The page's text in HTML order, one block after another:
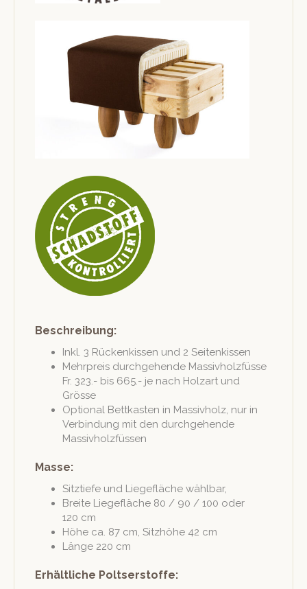
Beschreibung:
Inkl. 3 Rück­enkissen und 2 Seitenkissen
Mehrpreis durchge­hende Mas­sivholzfüsse
Fr. 323.- bis 665.- je nach Holzart und
Grösse
Option­al Bet­tkas­ten in Mas­sivholz, nur in
Verbindung mit den durchge­hende
Massivholzfüssen
Masse:
Sitztiefe und Liege­fläche wählbar,
Bre­ite Liege­fläche 80 / 90 / 100 oder
120 cm
Höhe ca. 87 cm, Sitzhöhe 42 cm
Länge 220 cm
Erhältliche Poltserstoffe: